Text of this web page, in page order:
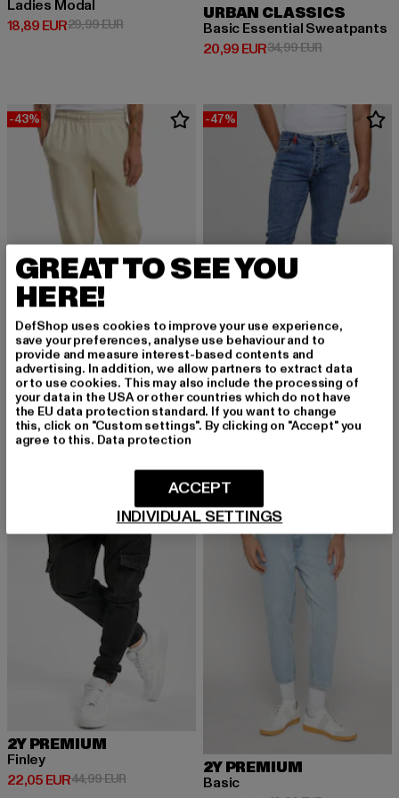
Ladies Modal
18,89 EUR
Derzeitiger Preis: 18,89 EUR
29,99 EURAktionspreis: 29,99 EUR
URBAN CLASSICS
Basic Essential Sweatpants
20,99 EUR
Derzeitiger Preis: 20,99 EUR
34,99 EURAktionspreis:
-43%
URBAN CLASSICS
Basic Essential
19,94 EUR
Derzeitiger Preis: 19,94 EUR
34,99 EURAktionspreis: 34,99 EUR
-47%
2Y PREMIUM
23,84 EUR
Derzeitiger Preis: 23,84 EUR
44,99 EURAktionspreis:
2Y PREMIUM
Finley
22,05 EUR
Derzeitiger Preis: 22,05 EUR
44,99 EURAktionspreis: 44,99 EUR
-60%
2Y PREMIUM
Basic
GREAT TO SEE YOU
HERE!
DefShop uses cookies to improve your use experience,
save your preferences, analyse use behaviour and to
provide and measure interest-based contents and
advertising. In addition, we allow partners to extract data
or to use cookies. This may also include the processing of
your data in the USA or other countries which do not have
the EU data protection standard. If you want to change
this, click on "Custom settings". By clicking on "Accept" you
agree to this. Data protection
INDIVIDUAL SETTINGS
ACCEPT